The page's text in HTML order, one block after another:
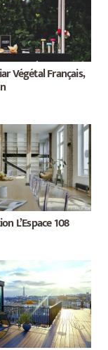
Végétal Français,
L’Espace 108